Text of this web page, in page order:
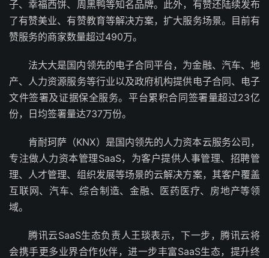
子、幸福西饼、周黑鸭等知名品牌。此外，有赞还陆续发布
了有赞美业、有赞教育等解决方案，扩大服务场景。目前有
赞服务的商家数量超过490万。
法大大是国内领先的电子合同平台，为金融、汽车、地
产、人力资源服务等行业以及政府机构提供电子合同、电子
文件签署及证据保全服务。平台累积合同签署量超过23亿
份，日均签署量达737万份。
肯耐珂萨（KNX）是国内领先的人力资本云服务公司，
专注做人力资本管理SaaS，为客户提供人事管理、招聘管
理、人才管理、组织发展等场景的云解决方案，其客户覆盖
互联网、汽车、综合制造、金融、医药医疗、房地产等领
域。
腾讯云SaaS生态负责人王琰表示，下一步，腾讯云将
会携手更多业界合作伙伴，进一步丰富SaaS生态，提升终